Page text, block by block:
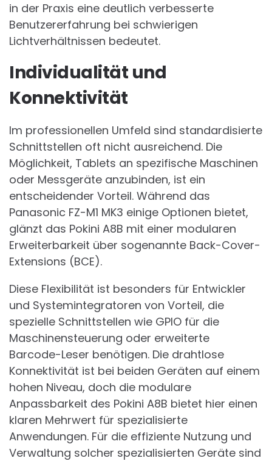
in der Praxis eine deutlich verbesserte
Benutzererfahrung bei schwierigen
Lichtverhältnissen bedeutet.
Individualität und
Konnektivität
Im professionellen Umfeld sind standardisierte
Schnittstellen oft nicht ausreichend. Die
Möglichkeit, Tablets an spezifische Maschinen
oder Messgeräte anzubinden, ist ein
entscheidender Vorteil. Während das
Panasonic FZ-M1 MK3 einige Optionen bietet,
glänzt das Pokini A8B mit einer modularen
Erweiterbarkeit über sogenannte Back-Cover-
Extensions (BCE).
Diese Flexibilität ist besonders für Entwickler
und Systemintegratoren von Vorteil, die
spezielle Schnittstellen wie GPIO für die
Maschinensteuerung oder erweiterte
Barcode-Leser benötigen. Die drahtlose
Konnektivität ist bei beiden Geräten auf einem
hohen Niveau, doch die modulare
Anpassbarkeit des Pokini A8B bietet hier einen
klaren Mehrwert für spezialisierte
Anwendungen. Für die effiziente Nutzung und
Verwaltung solcher spezialisierten Geräte sind